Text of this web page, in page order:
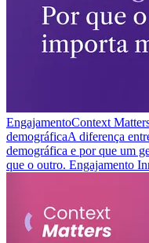
EngajamentoContext
demográficaA diferença
demográfica e por que um
que o outro. Engajamento